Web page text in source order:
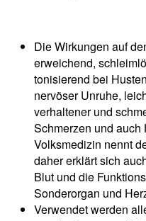
Die Wirkungen auf
erweichend,
tonisierend bei
nervöser Unruhe,
verhaltener und
Schmerzen und
Volksmedizin nennt
daher erklärt sich
Blut und die
Sonderorgan und
Verwendet werden